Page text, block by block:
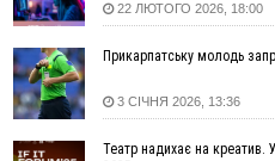
автоматичної фіксації
15:00
На Закарпатті викрили
виключення
14:31
«Багато питань буде
Яремче обговорили, як
22 ЛЮТОГО 2026, 18:00
Прикарпатську молодь
3 СІЧНЯ 2026, 13:36
Театр надихає на креатив.